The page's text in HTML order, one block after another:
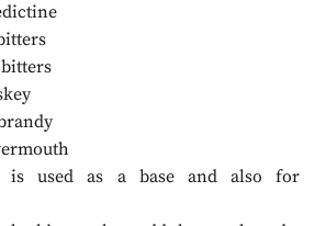
is used as a base and also for